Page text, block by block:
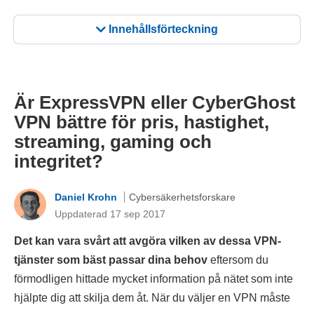
Innehållsförteckning
Är ExpressVPN eller CyberGhost
VPN bättre för pris, hastighet,
streaming, gaming och
integritet?
Daniel Krohn
Cybersäkerhetsforskare
Uppdaterad 17 sep 2017
Det kan vara svårt att avgöra vilken av dessa VPN-
tjänster som bäst passar dina behov eftersom du
förmodligen hittade mycket information på nätet som inte
hjälpte dig att skilja dem åt. När du väljer en VPN måste